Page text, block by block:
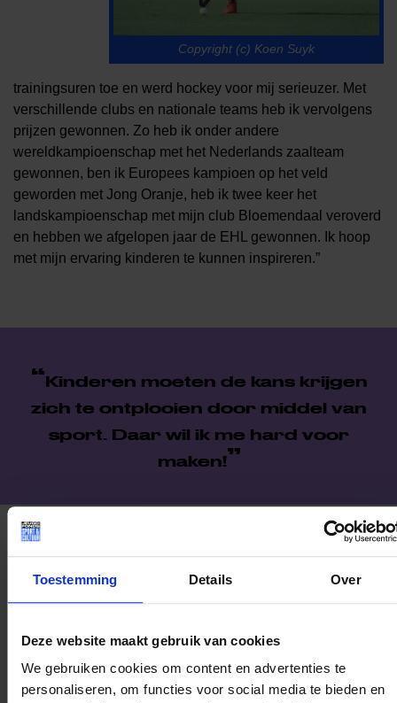
Toestemming Details Over
Deze website maakt gebruik van cookies
We gebruiken cookies om content en advertenties te
personaliseren, om functies voor social media te bieden en
Copyright (c) Koen Suyk
trainingsuren toe en werd hockey voor mij serieuzer. Met
verschillende clubs en nationale teams heb ik vervolgens
prijzen gewonnen. Zo heb ik onder andere
wereldkampioenschap met het Nederlands zaalteam
gewonnen, ben ik Europees kampioen op het veld
geworden met Jong Oranje, heb ik twee keer het
landskampioenschap met mijn club Bloemendaal veroverd
en hebben we afgelopen jaar de EHL gewonnen. Ik hoop
met mijn ervaring kinderen te kunnen inspireren.”
Kinderen moeten de kans krijgen
zich te ontplooien door middel van
sport. Daar wil ik me hard voor
maken!
Instagram:@casparvandijk
Deel dit bericht op social media!